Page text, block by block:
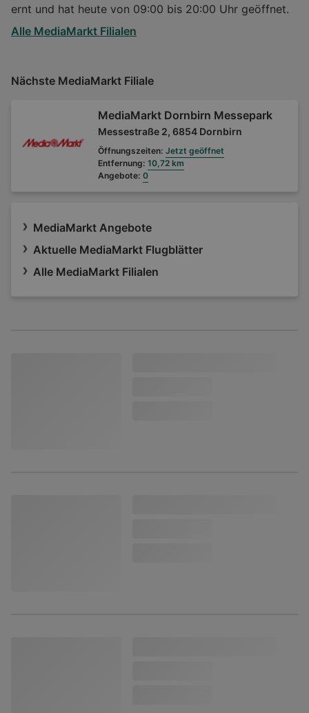
ernt und hat heute von 09:00 bis 20:00 Uhr geöffnet.
Alle MediaMarkt Filialen
Nächste MediaMarkt Filiale
MediaMarkt Dornbirn Messepark
Messestraße 2, 6854 Dornbirn
Öffnungszeiten: Jetzt geöffnet
Entfernung: 10,72 km
Angebote: 0
MediaMarkt Angebote
Aktuelle MediaMarkt Flugblätter
Alle MediaMarkt Filialen